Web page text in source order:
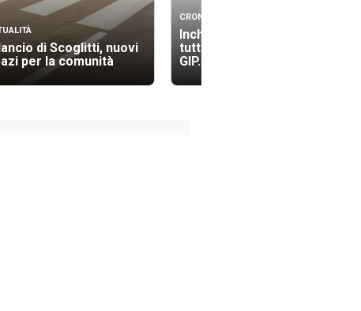
di Scoglitti, nuovi
per la comunità
CRONACA
Inchiesta Anffas Modica,
tutti in silenzio davanti al
GIP.